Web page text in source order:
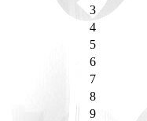
3
4
5
6
7
8
9